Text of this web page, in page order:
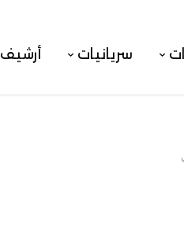
سريانيات أرشيف